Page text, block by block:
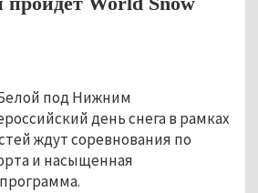
Белой под Нижним
день снега в рамках
ждут соревнования по
и насыщенная